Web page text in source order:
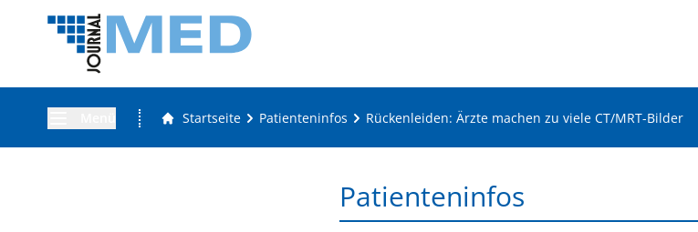
Startseite Patienteninfos Rückenleiden: Ärzte machen zu viele CT/MRT-Bilder
Patienteninfos